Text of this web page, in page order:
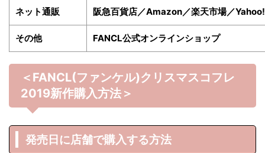
ネット通販 阪急百貨店／Amazon／楽天市場／
その他 FANCL公式オンラインショップ
＜FANCL(ファンケル)クリスマスコフレ
2019新作購入方法＞
発売日に店舗で購入する方法